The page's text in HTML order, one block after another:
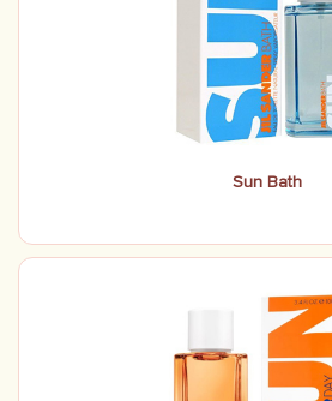
Sun Bath